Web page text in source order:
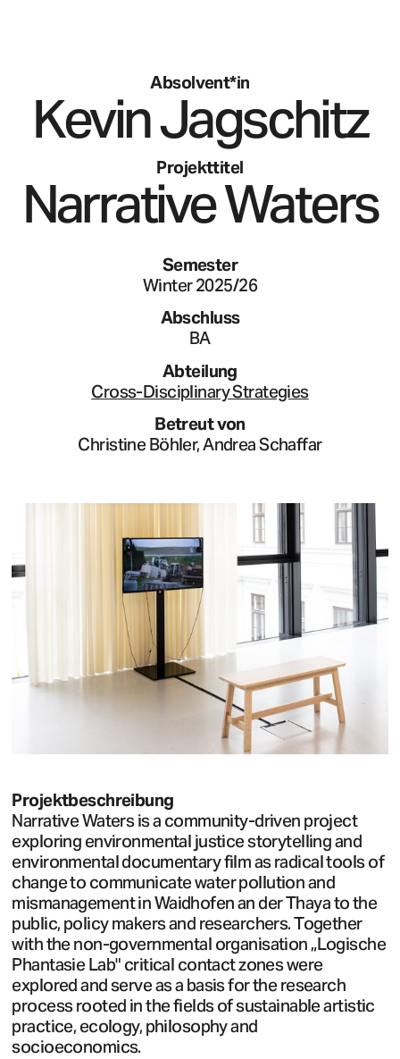
Absolvent*in
KevinJagschitz
Projekttitel
Narrative Waters
Semester
Winter 2025/26
Abschluss
BA
Abteilung
Cross-Disciplinary Strategies
Betreut von
Christine Böhler, Andrea Schaffar
Projektbeschreibung
Narrative Waters is a community-driven project
exploring environmental justice storytelling and
environmental documentary film as radical tools of
change to communicate water pollution and
mismanagement in Waidhofen an der Thaya to the
public, policy makers and researchers. Together
with the non-governmental organisation „Logische
Phantasie Lab" critical contact zones were
explored and serve as a basis for the research
process rooted in the fields of sustainable artistic
practice, ecology, philosophy and
socioeconomics.